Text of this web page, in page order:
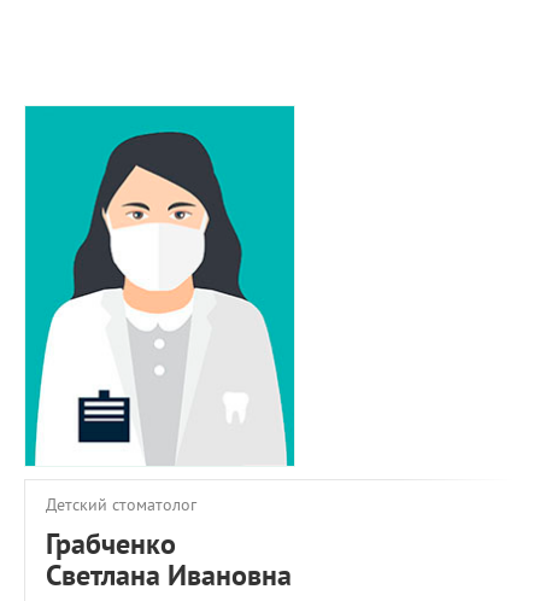
О ПРОЕКТЕ
ОБРАТНАЯ СВЯЗЬ
Детский стоматолог
Грабченко
Светлана Ивановна